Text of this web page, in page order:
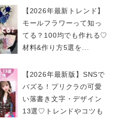
【2026年最新トレンド】
モールフラワーって知っ
てる？100均でも作れる♡
材料&作り方5選を...
【2026年最新版】SNSで
バズる！プリクラの可愛
い落書き文字・デザイン
13選♡トレンドやコツも